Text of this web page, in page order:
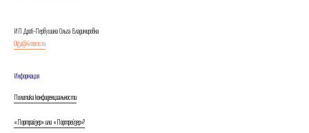
ИП Дроб-Первушина Ольга Владимировна
Olga@4rooms.ru
Информация
Политика конфиденциальности
«Портрайзер» или «Портрейзер»?